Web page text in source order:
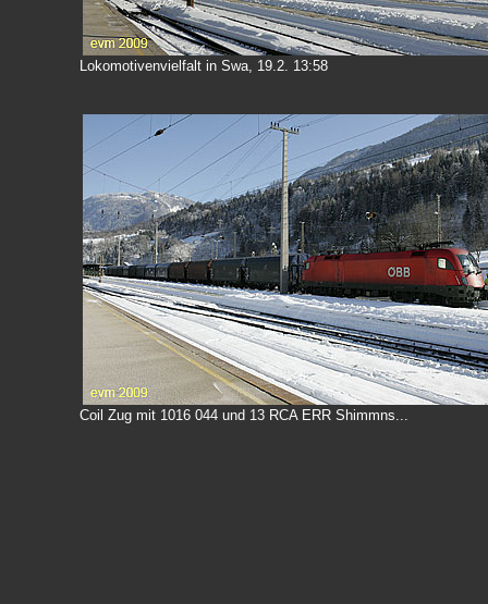
Lokomotivenvielfalt in Swa, 19.2. 13:58
Coil Zug mit 1016 044 und 13 RCA ERR Shimmns...